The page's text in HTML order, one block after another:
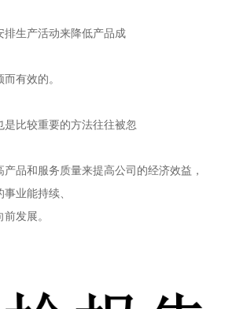
生产活动来降低产品成
有效的。
比较重要的方法往往被忽
和服务质量来提高公司的经济效益，
业能持续、
发展。